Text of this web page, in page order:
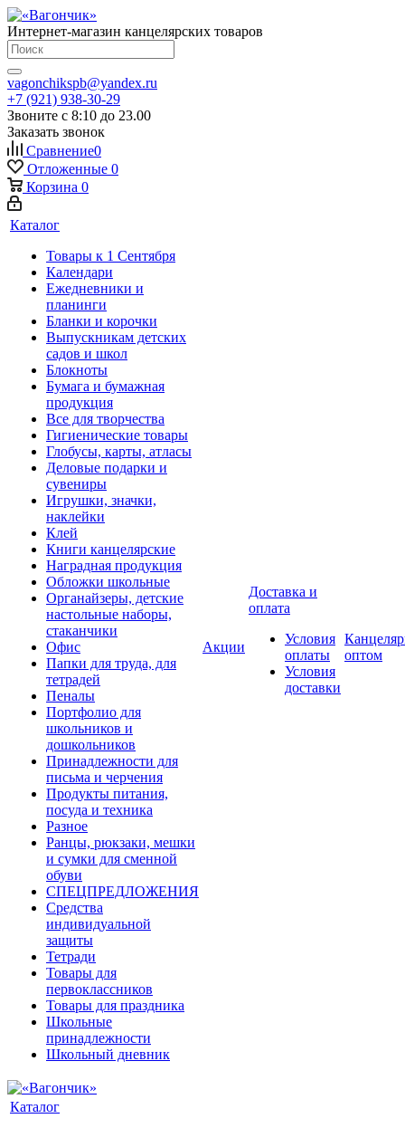
Интернет-магазин канцелярских товаров
vagonchikspb@yandex.ru
+7 (921) 938-30-29
Звоните с 8:10 до 23.00
Заказать звонок
Сравнение0
Отложенные 0
Корзина 0
Каталог
Товары к 1 Сентября
Календари
Ежедневники и
планинги
Бланки и корочки
Выпускникам детских
садов и школ
Блокноты
Бумага и бумажная
продукция
Все для творчества
Гигиенические товары
Глобусы, карты, атласы
Деловые подарки и
сувениры
Игрушки, значки,
наклейки
Клей
Книги канцелярские
Наградная продукция
Обложки школьные
Органайзеры, детские
настольные наборы,
стаканчики
Офис
Папки для труда, для
тетрадей
Пеналы
Портфолио для
школьников и
дошкольников
Принадлежности для
письма и черчения
Продукты питания,
посуда и техника
Разное
Ранцы, рюкзаки, мешки
и сумки для сменной
обуви
СПЕЦПРЕДЛОЖЕНИЯ
Средства
индивидуальной
защиты
Тетради
Товары для
первоклассников
Товары для праздника
Школьные
принадлежности
Школьный дневник
Акции
Доставка и
оплата
Условия
оплаты
Условия
доставки
оптом
Каталог